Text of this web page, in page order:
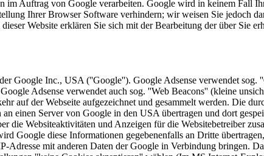
im Auftrag von Google verarbeiten. Google wird in keinem Fall
Ihrer Browser Software verhindern; wir weisen Sie jedoch
Website erklären Sie sich mit der Bearbeitung der über Sie
Google Inc., USA (''Google''). Google Adsense verwendet
Adsense verwendet auch sog. ''Web Beacons'' (kleine
auf der Webseite aufgezeichnet und gesammelt werden. Die
einen Server von Google in den USA übertragen und dort
die Websiteaktivitäten und Anzeigen für die Websitebetreiber
Google diese Informationen gegebenenfalls an Dritte
mit anderen Daten der Google in Verbindung bringen.